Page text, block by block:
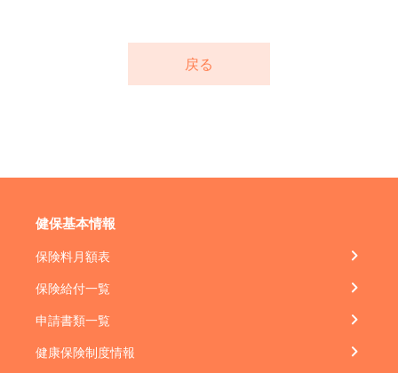
戻る
健保基本情報
保険料月額表
保険給付一覧
申請書類一覧
健康保険制度情報